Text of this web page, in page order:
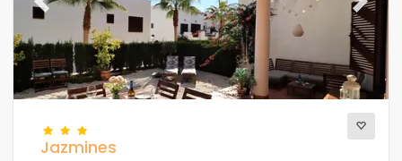
Previous Next
Jazmines